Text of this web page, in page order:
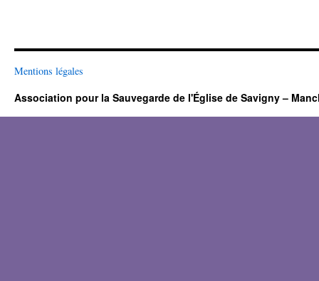
Mentions légales
Association pour la Sauvegarde de l'Église de Savigny –